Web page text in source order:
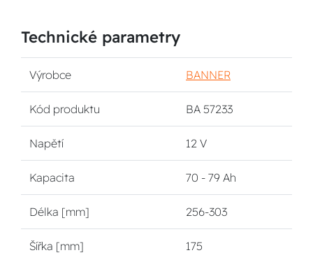
Technické parametry
Výrobce BANNER
Kód produktu BA 57233
Napětí 12 V
Kapacita 70 - 79 Ah
Délka [mm] 256-303
Šířka [mm] 175